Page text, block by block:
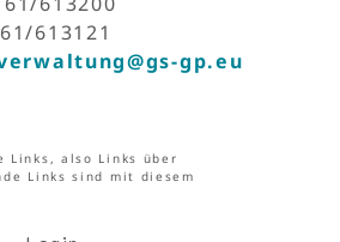
613121
gp.eu
Links, also Links über
Links sind mit diesem